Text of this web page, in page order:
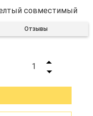
совместимый
Отзывы
1